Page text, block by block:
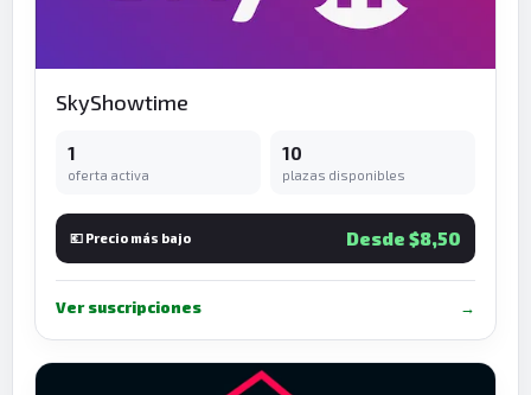
SkyShowtime
1
oferta activa
10
plazas disponibles
💶 Precio más bajo Desde $8,50
Ver suscripciones →